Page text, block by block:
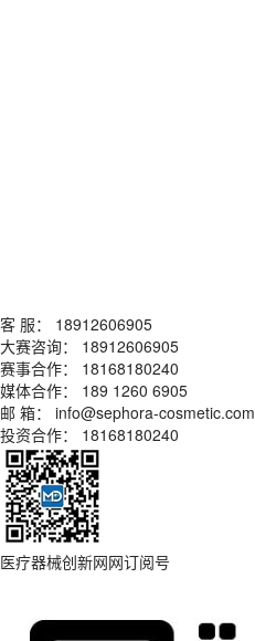
客 服：
18912606905
大赛咨询：
18912606905
赛事合作：
18168180240
媒体合作：
189 1260 6905
邮 箱：
info@sephora-cosmetic.com
投资合作：
18168180240
医疗器械创新网网订阅号